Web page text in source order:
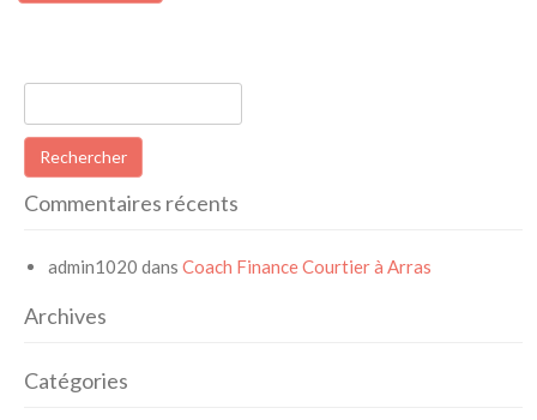
Commentaires récents
admin1020 dansCoach Finance Courtier à Arras
Archives
Catégories